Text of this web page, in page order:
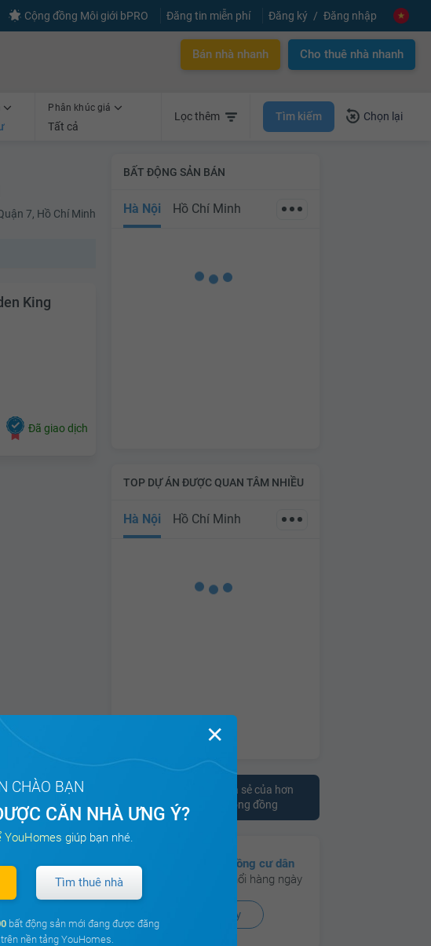
Cộng đồng Môi giới bPRO Đăng tin miễn phí Đăng ký Đăng nhập
Bán nhà nhanh Cho thuê nhà nhanh
Phân khúc giá
Tất cả
Lọc thêm Tìm kiếm Chọn lại
7, Hồ Chí Minh
King
Đã giao dịch
BẤT ĐỘNG SẢN BÁN
Hà Nội Hồ Chí Minh
TOP DỰ ÁN ĐƯỢC QUAN TÂM NHIỀU
Hà Nội Hồ Chí Minh
Tham khảo ý kiến chia sẻ của hơn
10.000 cư dân trên cộng đồng
Có hơn
130 cộng đồng cư dân
đang hoạt động sôi nổi hàng ngày
Xem ngay
✕
CHÀO BẠN
CĂN NHÀ ƯNG Ý?
giúp bạn nhé.
Tìm thuê nhà
bất động sản mới đang được đăng
nền tảng YouHomes.